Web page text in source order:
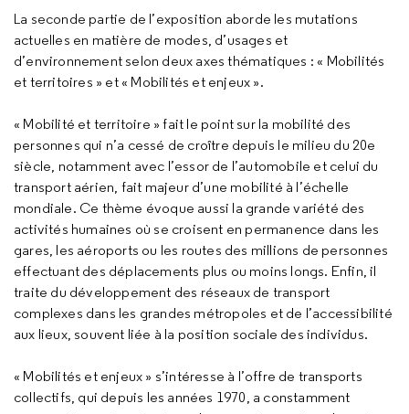
La seconde partie de l’exposition aborde les mutations
actuelles en matière de modes, d’usages et
d’environnement selon deux axes thématiques : « Mobilités
et territoires » et « Mobilités et enjeux ».
« Mobilité et territoire » fait le point sur la mobilité des
personnes qui n’a cessé de croître depuis le milieu du 20e
siècle, notamment avec l’essor de l’automobile et celui du
transport aérien, fait majeur d’une mobilité à l’échelle
mondiale. Ce thème évoque aussi la grande variété des
activités humaines où se croisent en permanence dans les
gares, les aéroports ou les routes des millions de personnes
effectuant des déplacements plus ou moins longs. Enfin, il
traite du développement des réseaux de transport
complexes dans les grandes métropoles et de l’accessibilité
aux lieux, souvent liée à la position sociale des individus.
« Mobilités et enjeux » s’intéresse à l’offre de transports
collectifs, qui depuis les années 1970, a constamment